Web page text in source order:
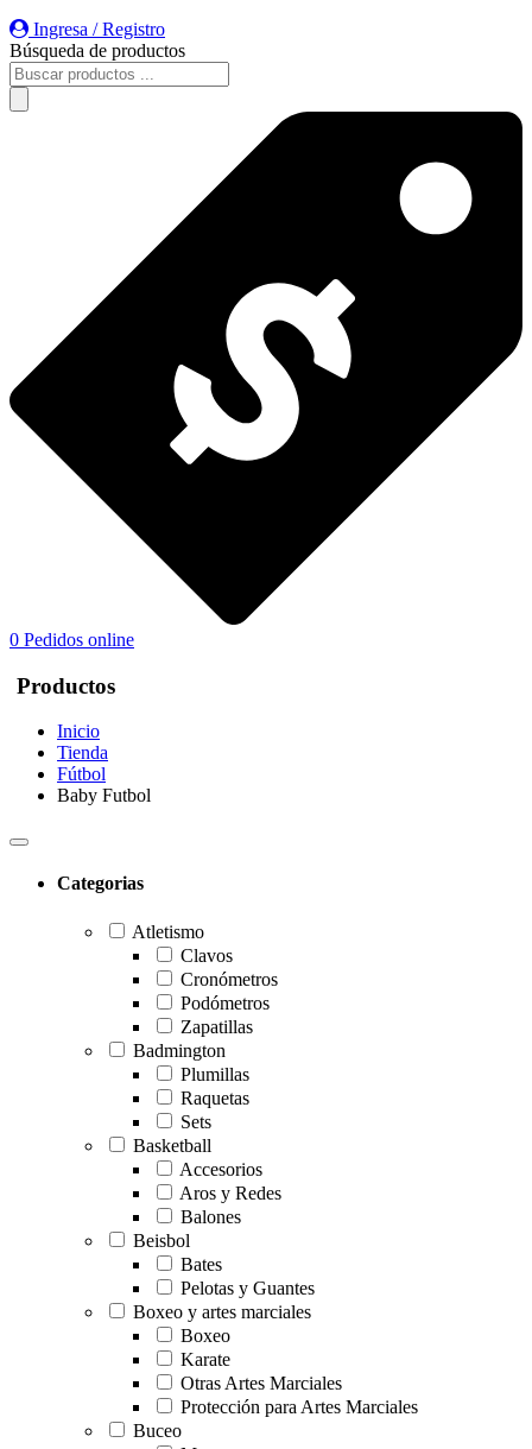
Ingresa / Registro
Búsqueda de productos
0 Pedidos online
Productos
Inicio
Tienda
Fútbol
Baby Futbol
Categorias
Atletismo
Clavos
Cronómetros
Podómetros
Zapatillas
Badmington
Plumillas
Raquetas
Sets
Basketball
Accesorios
Aros y Redes
Balones
Beisbol
Bates
Pelotas y Guantes
Boxeo y artes marciales
Boxeo
Karate
Otras Artes Marciales
Protección para Artes Marciales
Buceo